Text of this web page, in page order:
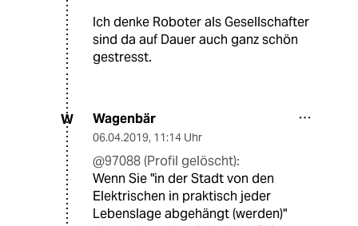
Ich denke Roboter als Gesellschafter
sind da auf Dauer auch ganz schön
gestresst.
W Wagenbär
06.04.2019, 11:14 Uhr
@97088 (Profil gelöscht):
Wenn Sie "in der Stadt von den
Elektrischen in praktisch jeder
Lebenslage abgehängt (werden)"